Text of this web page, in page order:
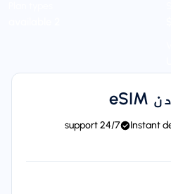
Instant
24/7 support